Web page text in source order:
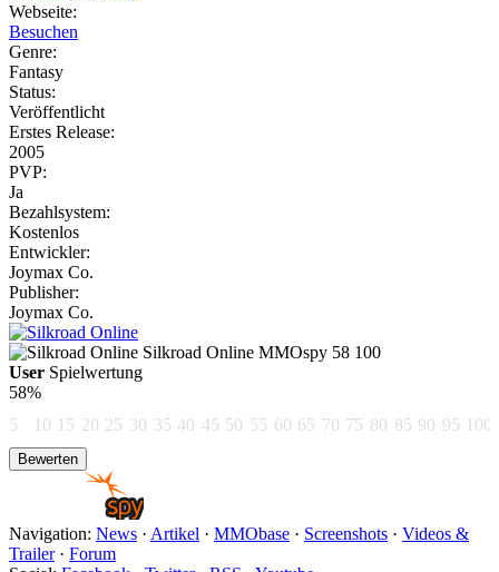
Webseite:
Besuchen
Genre:
Fantasy
Status:
Veröffentlicht
Erstes Release:
2005
PVP:
Ja
Bezahlsystem:
Kostenlos
Entwickler:
Joymax Co.
Publisher:
Joymax Co.
Silkroad Online MMOspy 58 100
User Spielwertung
58%
5
10 15 20 25 30 35 40 45 50 55 60 65 70 75 80 85 90 95 100
Navigation: News · Artikel · MMObase · Screenshots · Videos &
Trailer· Forum